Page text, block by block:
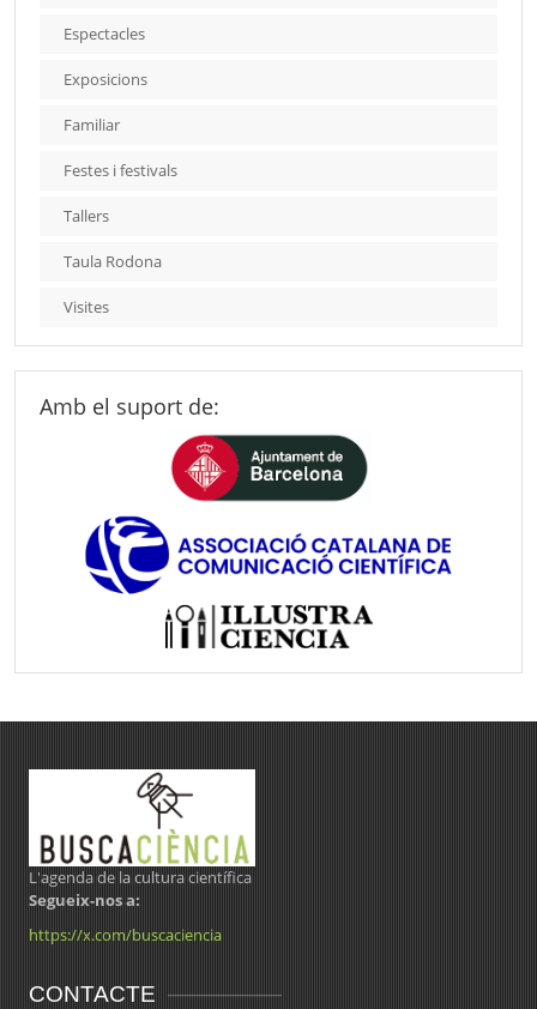
Espectacles
Exposicions
Familiar
Festes i festivals
Tallers
Taula Rodona
Visites
Amb el suport de:
L'agenda de la cultura científica
Segueix-nos a:
https://x.com/buscaciencia
CONTACTE